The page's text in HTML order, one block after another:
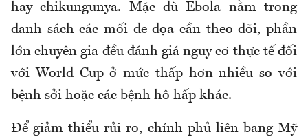
hay chikungunya. Mặc dù Ebola nằm trong
danh sách các mối đe dọa cần theo dõi, phần
lớn chuyên gia đều đánh giá nguy cơ thực tế đối
với World Cup ở mức thấp hơn nhiều so với
bệnh sởi hoặc các bệnh hô hấp khác.
Để giảm thiểu rủi ro, chính phủ liên bang Mỹ